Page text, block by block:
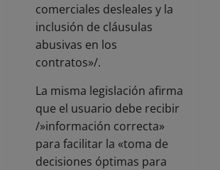
comerciales desleales y la
inclusión de cláusulas
abusivas en los
contratos»/.
La misma legislación afirma
que el usuario debe recibir
/»información correcta»
para facilitar la «toma de
decisiones óptimas para